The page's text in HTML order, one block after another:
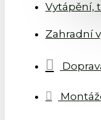
Vytápění,
Zahradní